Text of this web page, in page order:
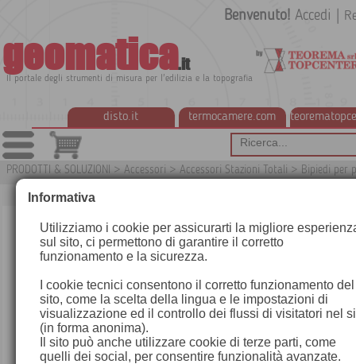
geomatica.it
Il portale degli strumenti di misura per l'edilizia e la topografia
disto.it termocamere.com
Benvenuto! Accedi
PRODOTTI & SOLUZIONI > Accessori > Accessori Stazioni Totali > Bipiedi per
Informativa
Utilizziamo i cookie per assicurarti la migliore
sul sito, ci permettono di garantire il corretto
funzionamento e la sicurezza.
I cookie tecnici consentono il corretto funzionamento del
sito, come la scelta della lingua e le impostazioni di
visualizzazione ed il controllo dei flussi di visitatori nel
(in forma anonima).
Il sito può anche utilizzare cookie di terze parti, come
quelli dei social, per consentire funzionalità avanzate.